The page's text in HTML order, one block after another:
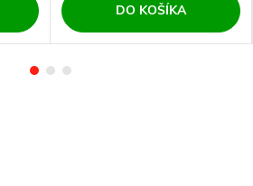
DO KOŠÍKA